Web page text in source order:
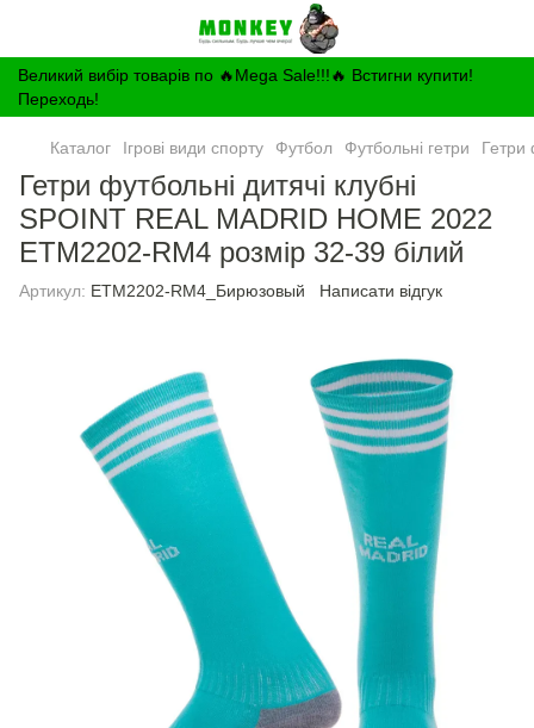
Великий вибір товарів по 🔥Mega Sale!!!🔥 Встигни купити!
Переходь!
Каталог Ігрові види спорту Футбол Футбольні гетри Гетри
Гетри футбольні дитячі клубні
SPOINT REAL MADRID HOME 2022
ETM2202-RM4 розмір 32-39 білий
Артикул: ETM2202-RM4_Бирюзовый Написати відгук